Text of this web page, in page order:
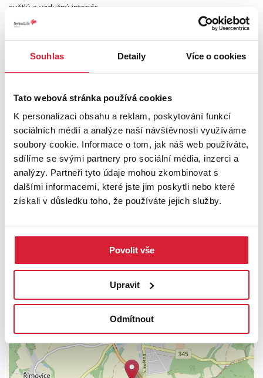
Souhlas Detaily Více o cookies
Tato webová stránka používá cookies
K personalizaci obsahu a reklam, poskytování funkcí
sociálních médií a analýze naší návštěvnosti využíváme
soubory cookie. Informace o tom, jak náš web používáte,
sdílíme se svými partnery pro sociální média, inzerci a
analýzy. Partneři tyto údaje mohou zkombinovat s
dalšími informacemi, které jste jim poskytli nebo které
získali v důsledku toho, že používáte jejich služby.
Povolit vše
Upravit
Odmítnout
světlý a vzdušný interiér
krásné výhledy do okolí
Lokalita nabízí kompletní občanskou vybavenost v docházkové
vzdálenosti – školy, školky, obchody, restaurace, zastávky MHD i
Tento byt představuje ideální kombinaci moderního bydlení,
prostoru a skvělé lokality. Pokud hledáte bydlení bez nutnosti
dalších investic, tato nemovitost vás zaujme na první pohled.
Financování zajištěno.
Těší se na Vás na prohlídce makléř Dušan Knapík.
UMÍSTĚNÍ OBJEKTU
−